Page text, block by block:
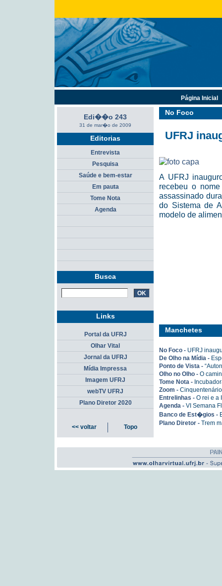
No Foco
UFRJ
A UFRJ
recebeu o
assassinado
do Sistema de
modelo de
Manchetes
No Foco - UFRJ
De Olho na Mídia -
Ponto de Vista -
Olho no Olho - O
Tome Nota -
Zoom -
Entrelinhas - O rei e a
Agenda - VI Semana
Banco de Est�gios -
Plano Diretor - Trem
Edi��o 243
31 de mar�o de 2009
Editorias
Entrevista
Pesquisa
Saúde e bem-estar
Em pauta
Tome Nota
Agenda
Busca
Página Inicial
Links
Portal da UFRJ
Olhar Vital
Jornal da UFRJ
Mídia Impressa
Imagem UFRJ
webTV UFRJ
Plano Diretor 2020
<< voltar Topo